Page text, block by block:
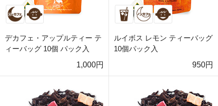
デカフェ・アップルティー テ
ィーバッグ 10個 パック入
1,000円
ルイボス レモン ティーバッグ
10個パック入
950円